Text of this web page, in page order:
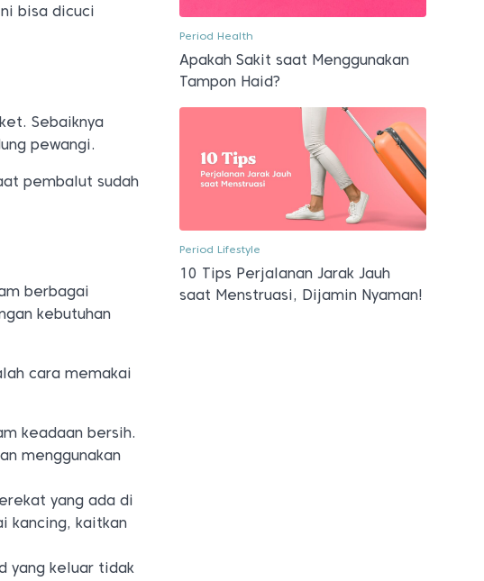
bisa dicuci
Sebaiknya
pewangi.
pembalut sudah
berbagai
kebutuhan
cara memakai
keadaan bersih.
menggunakan
yang ada di
kancing, kaitkan
yang keluar tidak
Period Health
Apakah Sakit saat Menggunakan
Tampon Haid?
Period Lifestyle
10 Tips Perjalanan Jarak Jauh
saat Menstruasi, Dijamin Nyaman!